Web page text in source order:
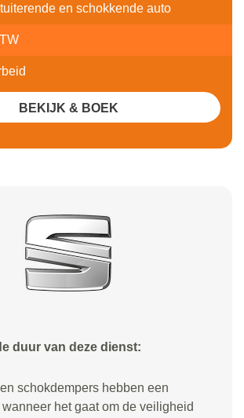
duur van deze dienst:
schokdempers hebben een
het gaat om de veiligheid
en schokkende auto
BEKIJK & BOEK